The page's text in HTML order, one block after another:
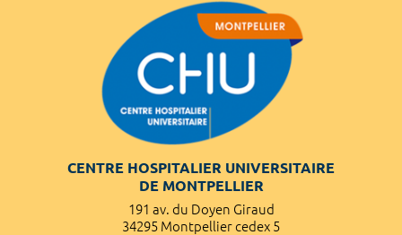
CENTRE HOSPITALIER UNIVERSITAIRE
DE MONTPELLIER
191 av. du Doyen Giraud
34295 Montpellier cedex 5